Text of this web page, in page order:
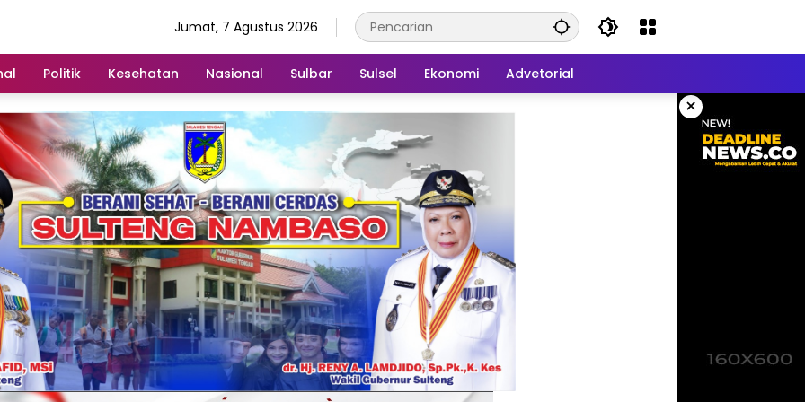
Jumat, 7 Agustus 2026
Politik Kesehatan Nasional Sulbar Sulsel Ekonomi Advetorial
×